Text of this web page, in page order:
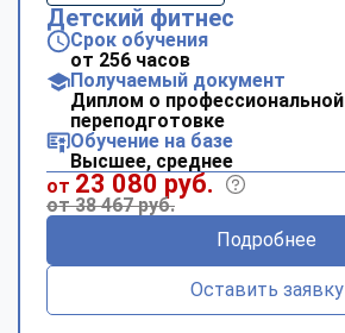
Детский фитнес
Срок обучения
от 256 часов
Получаемый документ
Диплом о профессиональной
переподготовке
Обучение на базе
Высшее, среднее
от 23 080 руб.
от 38 467 руб.
Подробнее
Оставить заявку